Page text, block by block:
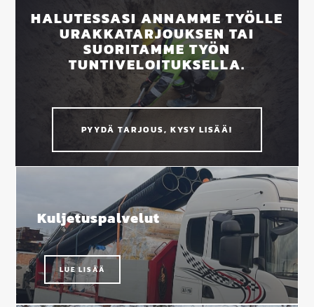
HALUTESSASI ANNAMME TYÖLLE
URAKKATARJOUKSEN TAI
SUORITAMME TYÖN
TUNTIVELOITUKSELLA.
PYYDÄ TARJOUS, KYSY LISÄÄ!
Kuljetuspalvelut
LUE LISÄÄ